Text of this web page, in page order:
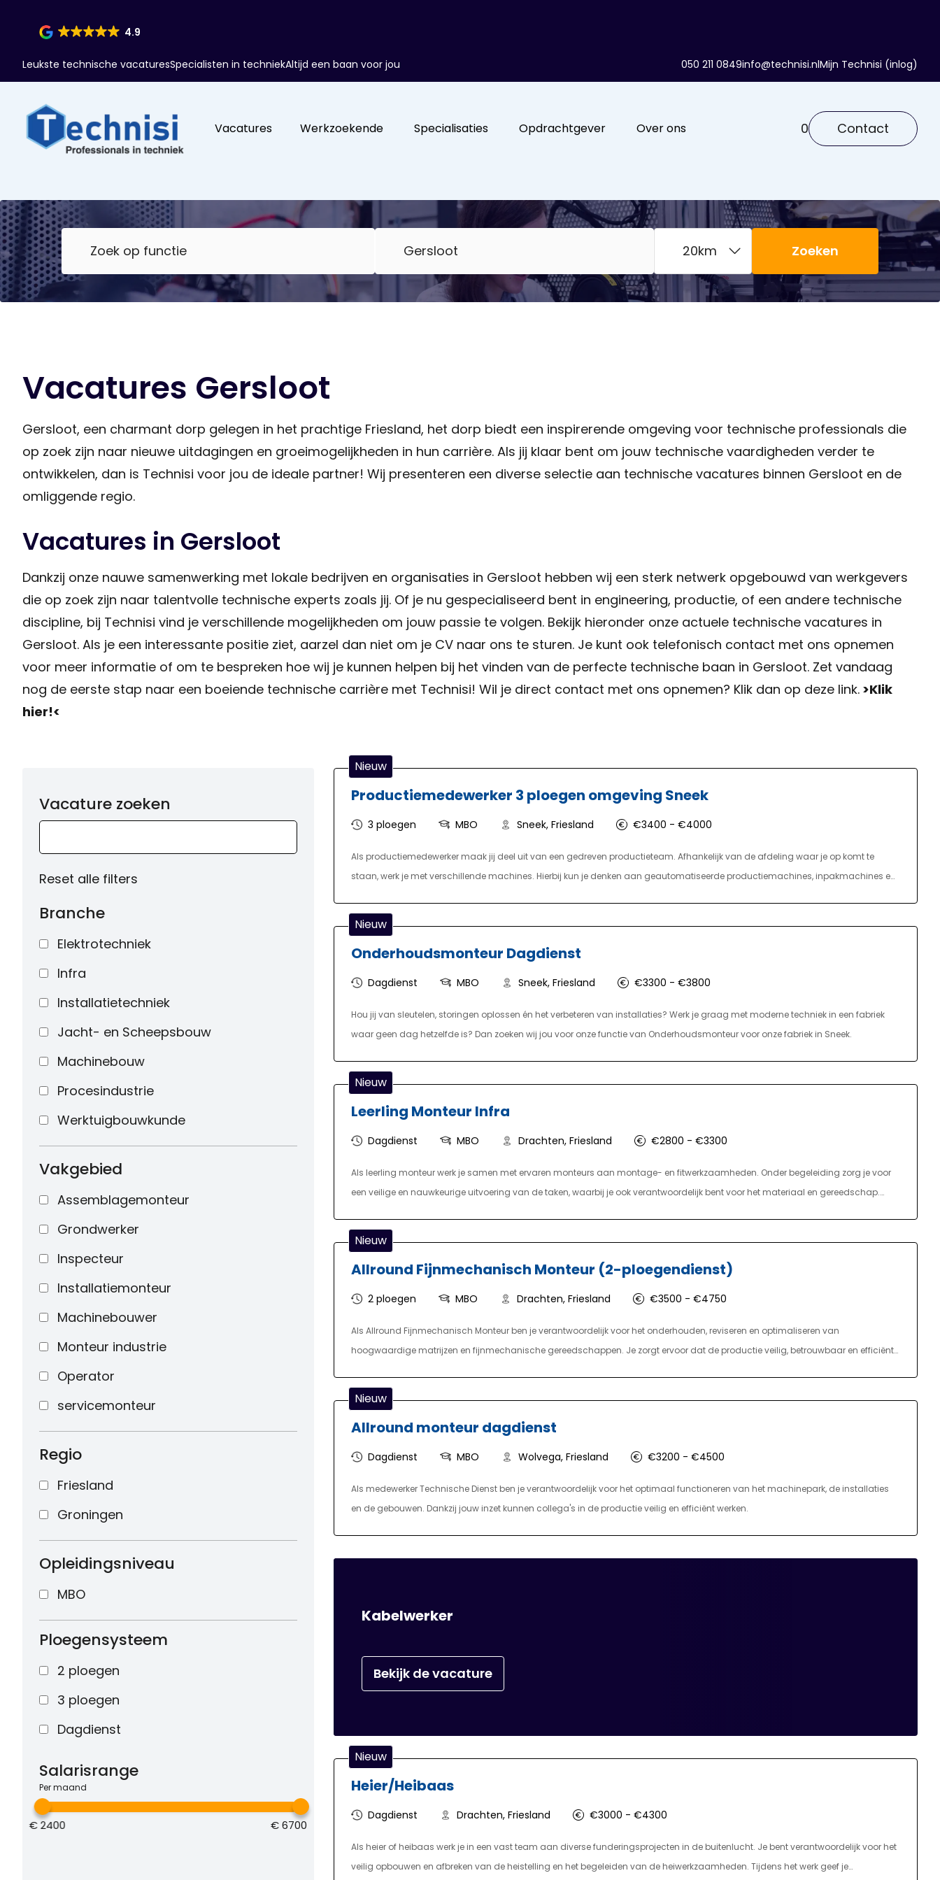
4.9
Leukste technische vacaturesSpecialisten in techniekAltijd een baan voor jou 050 211 0849info@technisi.nlMijn Technisi (inlog)
Vacatures Werkzoekende Specialisaties Opdrachtgever Over ons 0 Contact
Zoeken
Vacatures Gersloot
Gersloot, een charmant dorp gelegen in het prachtige Friesland, het dorp biedt een inspirerende omgeving voor technische professionals die
op zoek zijn naar nieuwe uitdagingen en groeimogelijkheden in hun carrière. Als jij klaar bent om jouw technische vaardigheden verder te
ontwikkelen, dan is Technisi voor jou de ideale partner! Wij presenteren een diverse selectie aan technische vacatures binnen Gersloot en de
omliggende regio.
Vacatures in Gersloot
Dankzij onze nauwe samenwerking met lokale bedrijven en organisaties in Gersloot hebben wij een sterk netwerk opgebouwd van werkgevers
die op zoek zijn naar talentvolle technische experts zoals jij. Of je nu gespecialiseerd bent in engineering, productie, of een andere technische
discipline, bij Technisi vind je verschillende mogelijkheden om jouw passie te volgen. Bekijk hieronder onze actuele technische vacatures in
Gersloot. Als je een interessante positie ziet, aarzel dan niet om je CV naar ons te sturen. Je kunt ook telefonisch contact met ons opnemen
voor meer informatie of om te bespreken hoe wij je kunnen helpen bij het vinden van de perfecte technische baan in Gersloot. Zet vandaag
nog de eerste stap naar een boeiende technische carrière met Technisi! Wil je direct contact met ons opnemen? Klik dan op deze link. >Klik
hier!<
Vacature zoeken
Reset alle filters
Branche
Elektrotechniek
Infra
Installatietechniek
Jacht- en Scheepsbouw
Machinebouw
Procesindustrie
Werktuigbouwkunde
Vakgebied
Assemblagemonteur
Grondwerker
Inspecteur
Installatiemonteur
Machinebouwer
Monteur industrie
Operator
servicemonteur
Regio
Friesland
Groningen
Opleidingsniveau
MBO
Ploegensysteem
2 ploegen
3 ploegen
Dagdienst
Salarisrange
Per maand
€2400 €6700
Nieuw
Productiemedewerker 3 ploegen omgeving Sneek
3 ploegen MBO Sneek, Friesland €3400 - €4000
Als productiemedewerker maak jij deel uit van een gedreven productieteam. Afhankelijk van de afdeling waar je op komt te
staan, werk je met verschillende machines. Hierbij kun je denken aan geautomatiseerde productiemachines, inpakmachines en
Daarnaast ben je bezig met het bijvullen van grondstoffen, het inpakken van diverse artikelen, het verhelpen van kleine storingen
en het vooruitplannen omtrent de productieplanning. Dit alles doe je in een 3 ploegensysteem.
Nieuw
Onderhoudsmonteur Dagdienst
Dagdienst MBO Sneek, Friesland €3300 - €3800
Hou jij van sleutelen, storingen oplossen én het verbeteren van installaties? Werk je graag met moderne techniek in een fabriek
waar geen dag hetzelfde is? Dan zoeken wij jou voor onze functie van Onderhoudsmonteur voor onze fabriek in Sneek.
Nieuw
Leerling Monteur Infra
Dagdienst MBO Drachten, Friesland €2800 - €3300
Als leerling monteur werk je samen met ervaren monteurs aan montage- en fitwerkzaamheden. Onder begeleiding zorg je voor
een veilige en nauwkeurige uitvoering van de taken, waarbij je ook verantwoordelijk bent voor het materiaal en gereedschap.
Noord-Nederland voor diverse opdrachtgevers. Bij onze opdrachtgever starten nieuwe leerlingen in februari en september.
Gedurende de opleiding, die gericht is op monteur laagspanning distributie mbo of monteur gas, water en warmte mbo, ga je
één dag per week naar school. De opgedane kennis pas je direct toe in de praktijk!
Nieuw
Allround Fijnmechanisch Monteur (2-ploegendienst)
2 ploegen MBO Drachten, Friesland €3500 - €4750
Als Allround Fijnmechanisch Monteur ben je verantwoordelijk voor het onderhouden, reviseren en optimaliseren van
hoogwaardige matrijzen en fijnmechanische gereedschappen. Je zorgt ervoor dat de productie veilig, betrouwbaar en efficiënt
Nieuw
Allround monteur dagdienst
Dagdienst MBO Wolvega, Friesland €3200 - €4500
Als medewerker Technische Dienst ben je verantwoordelijk voor het optimaal functioneren van het machinepark, de installaties
en de gebouwen. Dankzij jouw inzet kunnen collega's in de productie veilig en efficiënt werken.
Kabelwerker
Bekijk de vacature
Nieuw
Heier/Heibaas
Dagdienst Drachten, Friesland €3000 - €4300
Als heier of heibaas werk je in een vast team aan diverse funderingsprojecten in de buitenlucht. Je bent verantwoordelijk voor het
veilig opbouwen en afbreken van de heistelling en het begeleiden van de heiwerkzaamheden. Tijdens het werk geef je